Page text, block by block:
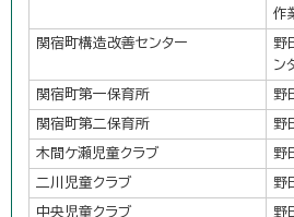
作
関宿町構造改善センター
野
ン
関宿町第一保育所 野
関宿町第二保育所 野
木間ケ瀬児童クラブ 野
二川児童クラブ 野
中央児童クラブ 野